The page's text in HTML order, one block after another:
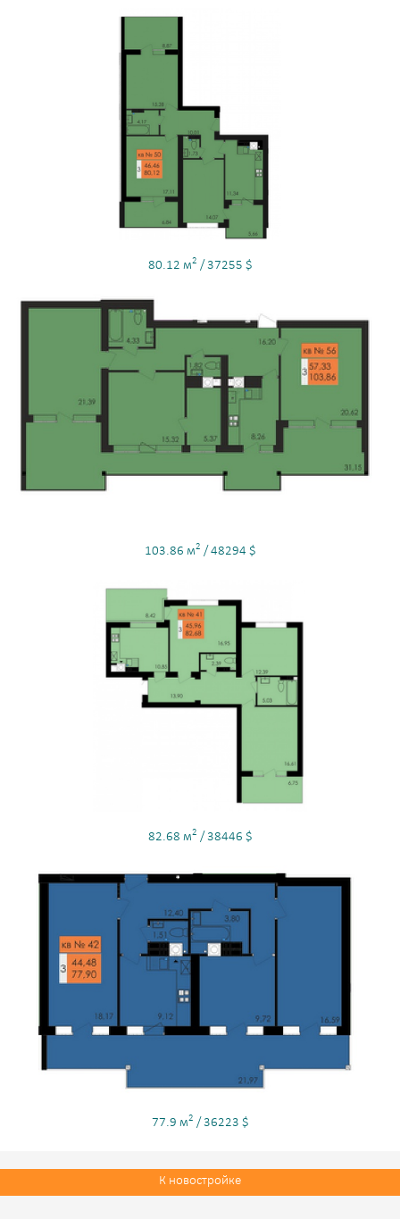
80.12 м2 / 37255 $
103.86 м2 / 48294 $
82.68 м2 / 38446 $
77.9 м2 / 36223 $
К новостройке